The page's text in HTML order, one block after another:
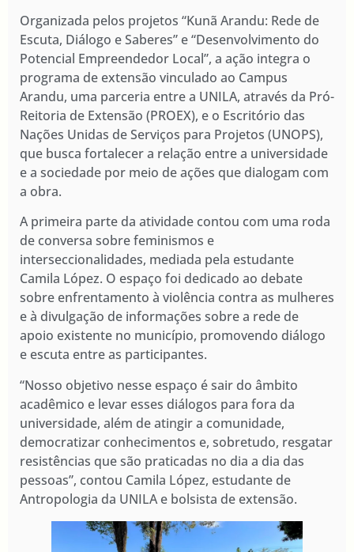
Organizada pelos projetos “Kunã Arandu: Rede de
Escuta, Diálogo e Saberes” e “Desenvolvimento do
Potencial Empreendedor Local”, a ação integra o
programa de extensão vinculado ao Campus
Arandu, uma parceria entre a UNILA, através da Pró-
Reitoria de Extensão (PROEX), e o Escritório das
Nações Unidas de Serviços para Projetos (UNOPS),
que busca fortalecer a relação entre a universidade
e a sociedade por meio de ações que dialogam com
a obra.
A primeira parte da atividade contou com uma roda
de conversa sobre feminismos e
interseccionalidades, mediada pela estudante
Camila López. O espaço foi dedicado ao debate
sobre enfrentamento à violência contra as mulheres
e à divulgação de informações sobre a rede de
apoio existente no município, promovendo diálogo
e escuta entre as participantes.
“Nosso objetivo nesse espaço é sair do âmbito
acadêmico e levar esses diálogos para fora da
universidade, além de atingir a comunidade,
democratizar conhecimentos e, sobretudo, resgatar
resistências que são praticadas no dia a dia das
pessoas”, contou Camila López, estudante de
Antropologia da UNILA e bolsista de extensão.